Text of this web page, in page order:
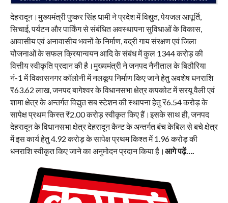
देहरादून।मुख्यमंत्री पुष्कर सिंह धामी ने प्रदेश में विद्युत, पेयजल आपूर्ति,
सिचाई, पर्यटन और पार्किंग से संबंधित अवस्थापना सुविधाओं के विकास,
आवासीय एवं अनावासीय भवनों के निर्माण, बद्री गाय संरक्षण एवं जिला
योेजनाओं के सफल क्रियान्वयन आदि के संबंध में कुल 1344 करोड़ की
वित्तीय स्वीकृति प्रदान की है।मुख्यमंत्री ने जनपद नैनीताल के बिठौरिया
नं-1 में विकासनगर कॉलोनी में नलकूप निर्माण किए जाने हेतु अवशेष धनराशि
₹63.62 लाख, जनपद बागेश्वर के विधानसभा क्षेत्र कपकोट में सरयू वैली एवं
शामा क्षेत्र के अन्तर्गत विद्युत सब स्टेशन की स्थापना हेतु ₹6.54 करोड़ के
सापेक्ष प्रथम किस्त ₹2.00 करोड़ स्वीकृत किए हैं।इसके साथ ही, जनपद
देहरादून के विधानसभा क्षेत्र देहरादून कैन्ट के अन्तर्गत बंच केबिल से बचे क्षेत्र
में इस कार्य हेतु 4.92 करोड़ के सापेक्ष प्रथम किश्त में 1.96 करोड़ की
धनराशि स्वीकृत किए जाने का अनुमोदन प्रदान किया है। आगे पढ़ें….